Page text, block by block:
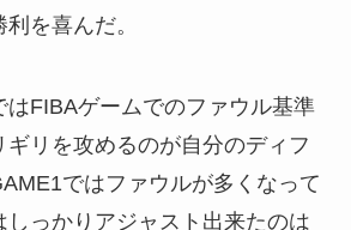
を喜んだ。
はFIBAゲームでのファウル基準
ギリを攻めるのが自分のディフ
ではファウルが多くなって
しっかりアジャスト出来たのは